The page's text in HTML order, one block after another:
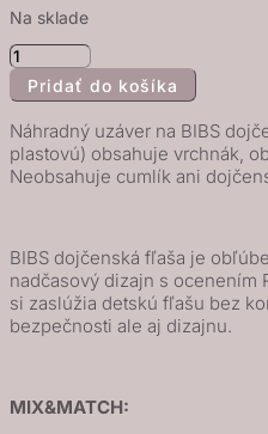
Na sklade
množstvo
BIBS
uzáver
na
dojčenskú
Mauve
Pridať do košíka
Náhradný uzáver na BIBS
plastovú) obsahuje vrchnák,
Neobsahuje cumlík ani
BIBS dojčenská fľaša je
nadčasový dizajn s ocenením
si zaslúžia detskú fľašu bez
bezpečnosti ale aj dizajnu.
MIX&MATCH: